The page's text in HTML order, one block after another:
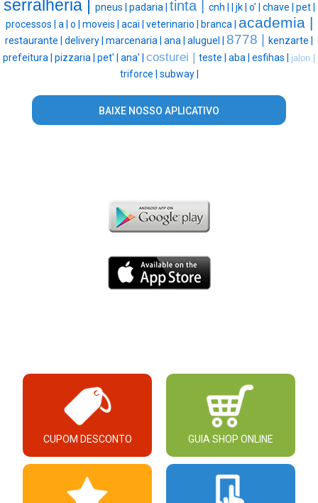
serralheria | pneus | padaria | tinta | cnh | jk | o' | chave | pet |
processos | a | o | moveis | acai | veterinario | branca | academia |
restaurante | delivery | marcenaria | ana | aluguel | 8778 |
kenzarte |
prefeitura | pizzaria | pet' | ana' | costurei | teste | aba | esfihas | jalon |
triforce | subway |
BAIXE NOSSO APLICATIVO
CUPOM DESCONTO GUIA SHOP ONLINE